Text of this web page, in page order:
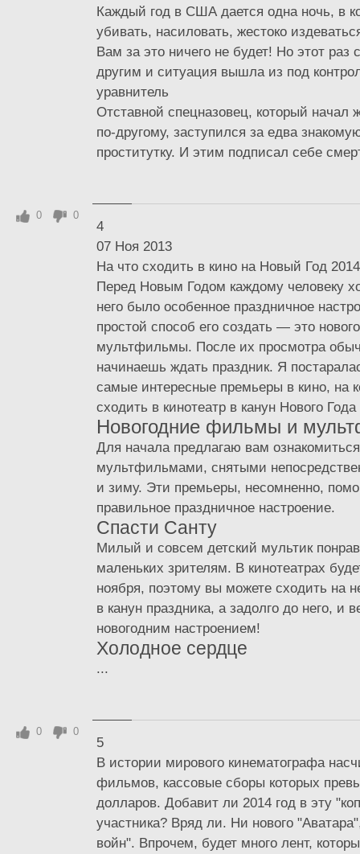
Каждый год в США дается одна ночь, в
убивать, насиловать, жестоко
Вам за это ничего не будет! Но этот раз
другим и ситуация вышла из под
уравнитель
Отставной спецназовец, который начал
по-другому, заступился за едва
проститутку. И этим подписал себе
4
07 Ноя 2013
На что сходить в кино на Новый Год
Перед Новым Годом каждому человеку
него было особенное праздничное
простой способ его создать — это
мультфильмы. После их просмотра
начинаешь ждать праздник. Я
самые интересные премьеры в кино, на
сходить в кинотеатр в канун Нового
Новогодние фильмы и
Для начала предлагаю вам
мультфильмами, снятыми
и зиму. Эти премьеры, несомненно,
правильное праздничное настроение.
Спасти Санту
Милый и совсем детский мультик
маленьких зрителям. В кинотеатрах
ноября, поэтому вы можете сходить на
в канун праздника, а задолго до него, и
новогодним настроением!
Холодное сердце
...
0 0
5
В истории мирового кинематографа
фильмов, кассовые сборы которых
долларов. Добавит ли 2014 год в эту
участника? Вряд ли. Ни нового
войн". Впрочем, будет много лент,
0 0